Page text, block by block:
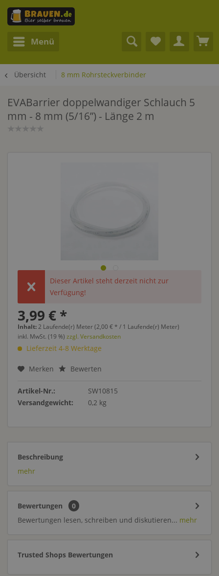
Menü
Übersicht 8 mm Rohrsteckverbinder
EVABarrier doppelwandiger Schlauch 5
mm - 8 mm (5/16”) - Länge 2 m
Dieser Artikel steht derzeit nicht zur
Verfügung!
3,99 € *
Inhalt:2 Laufende(r) Meter (2,00 € * / 1 Laufende(r) Meter)
inkl. MwSt. (19 %) zzgl. Versandkosten
Lieferzeit 4-8 Werktage
Merken Bewerten
Artikel-Nr.:
SW10815
Versandgewicht:
0,2 kg
Beschreibung
mehr
Bewertungen
0
Bewertungen lesen, schreiben und diskutieren... mehr
Trusted Shops Bewertungen